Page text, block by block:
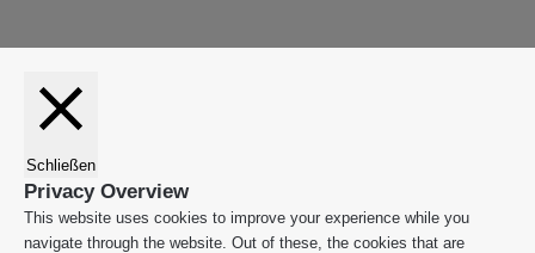
Schließen
Privacy Overview
This website uses cookies to improve your experience while you
navigate through the website. Out of these, the cookies that are